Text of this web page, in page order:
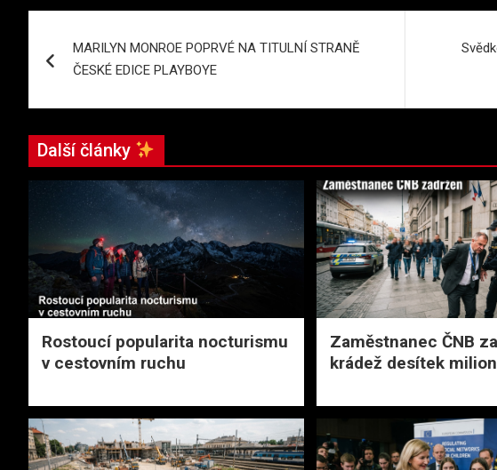
pro
příspěvek
MARILYN MONROE POPRVÉ NA TITULNÍ STRANĚ
ČESKÉ EDICE PLAYBOYE
Další články
Rostoucí popularita nocturismu
v cestovním ruchu
Zaměstnanec ČNB
krádež desítek